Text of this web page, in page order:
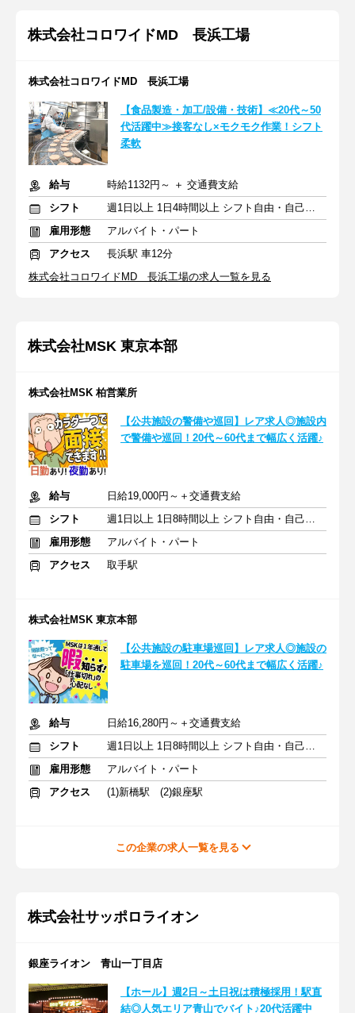
株式会社コロワイドMD 長浜工場
株式会社コロワイドMD 長浜工場
【食品製造・加工/設備・技術】≪20代～50
代活躍中≫接客なし×モクモク作業！シフト
柔軟
給与
時給1132円～ ＋ 交通費支給
シフト
週1日以上 1日4時間以上 シフト自由・自己申告
雇用形態
アルバイト・パート
アクセス
長浜駅 車12分
株式会社コロワイドMD 長浜工場の求人一覧を見る
株式会社MSK 東京本部
株式会社MSK 柏営業所
【公共施設の警備や巡回】レア求人◎施設内
で警備や巡回！20代～60代まで幅広く活躍♪
給与
日給19,000円～＋交通費支給
シフト
週1日以上 1日8時間以上 シフト自由・自己申告
雇用形態
アルバイト・パート
アクセス
取手駅
株式会社MSK 東京本部
【公共施設の駐車場巡回】レア求人◎施設の
駐車場を巡回！20代～60代まで幅広く活躍♪
給与
日給16,280円～＋交通費支給
シフト
週1日以上 1日8時間以上 シフト自由・自己申告
雇用形態
アルバイト・パート
アクセス
(1)新橋駅 (2)銀座駅
この企業の求人一覧を見る
株式会社サッポロライオン
銀座ライオン 青山一丁目店
【ホール】週2日～土日祝は積極採用！駅直
結◎人気エリア青山でバイト♪20代活躍中